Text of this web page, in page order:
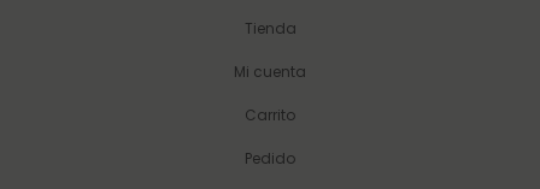
Tienda
Mi cuenta
Carrito
Pedido